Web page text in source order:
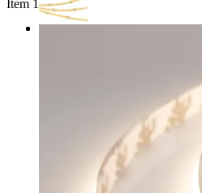
Item 1 of 3